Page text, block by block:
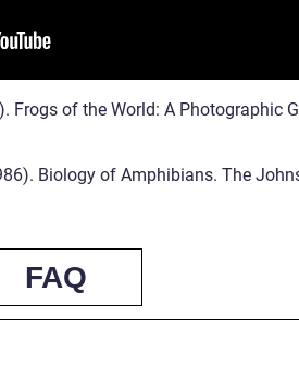
Frogs of the World: A Photographic
Biology of Amphibians. The
FAQ